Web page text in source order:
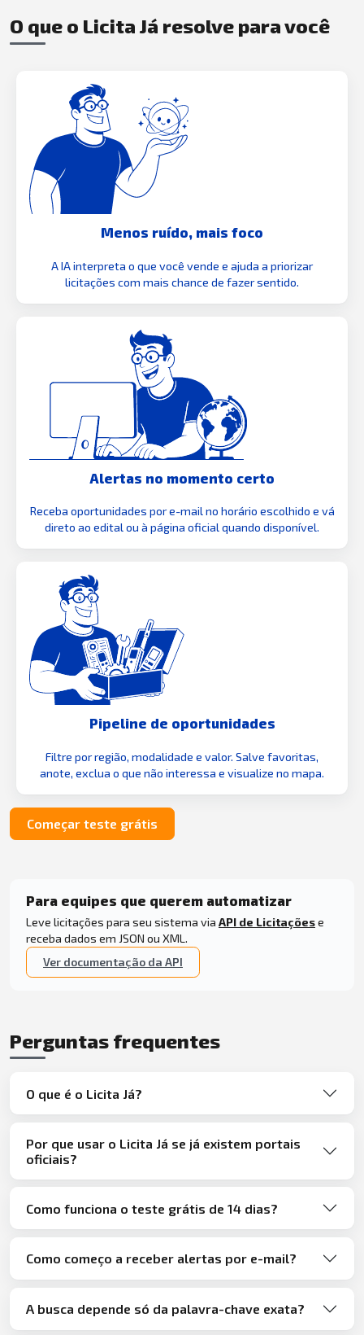
O que o Licita Já resolve para você
Menos ruído, mais foco
A IA interpreta o que você vende e ajuda a priorizar
licitações com mais chance de fazer sentido.
Alertas no momento certo
Receba oportunidades por e-mail no horário escolhido e vá
direto ao edital ou à página oficial quando disponível.
Pipeline de oportunidades
Filtre por região, modalidade e valor. Salve favoritas,
anote, exclua o que não interessa e visualize no mapa.
Começar teste grátis
Para equipes que querem automatizar
Leve licitações para seu sistema via API de Licitaçõese
receba dados em JSON ou XML.
Ver documentação da API
Perguntas frequentes
O que é o Licita Já?
Por que usar o Licita Já se já existem portais
oficiais?
Como funciona o teste grátis de 14 dias?
Como começo a receber alertas por e-mail?
A busca depende só da palavra-chave exata?